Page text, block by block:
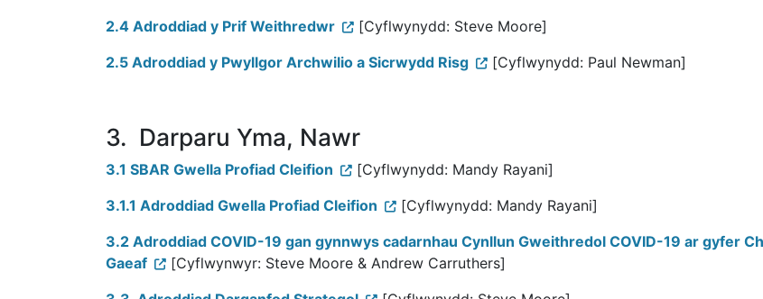
2.4 Adroddiad y Prif Weithredwr
[Cyflwynydd: Steve Moore]
2.5 Adroddiad y Pwyllgor Archwilio a Sicrwydd Risg
[Cyflwynydd: Paul Newman]
3. Darparu Yma, Nawr
3.1 SBAR Gwella Profiad Cleifion
[Cyflwynydd: Mandy Rayani]
3.1.1 Adroddiad Gwella Profiad Cleifion
[Cyflwynydd: Mandy Rayani]
3.2 Adroddiad COVID-19 gan gynnwys cadarnhau Cynllun Gweithredol COVID-19 ar gyfer
Gaeaf
[Cyflwynwyr: Steve Moore & Andrew Carruthers]